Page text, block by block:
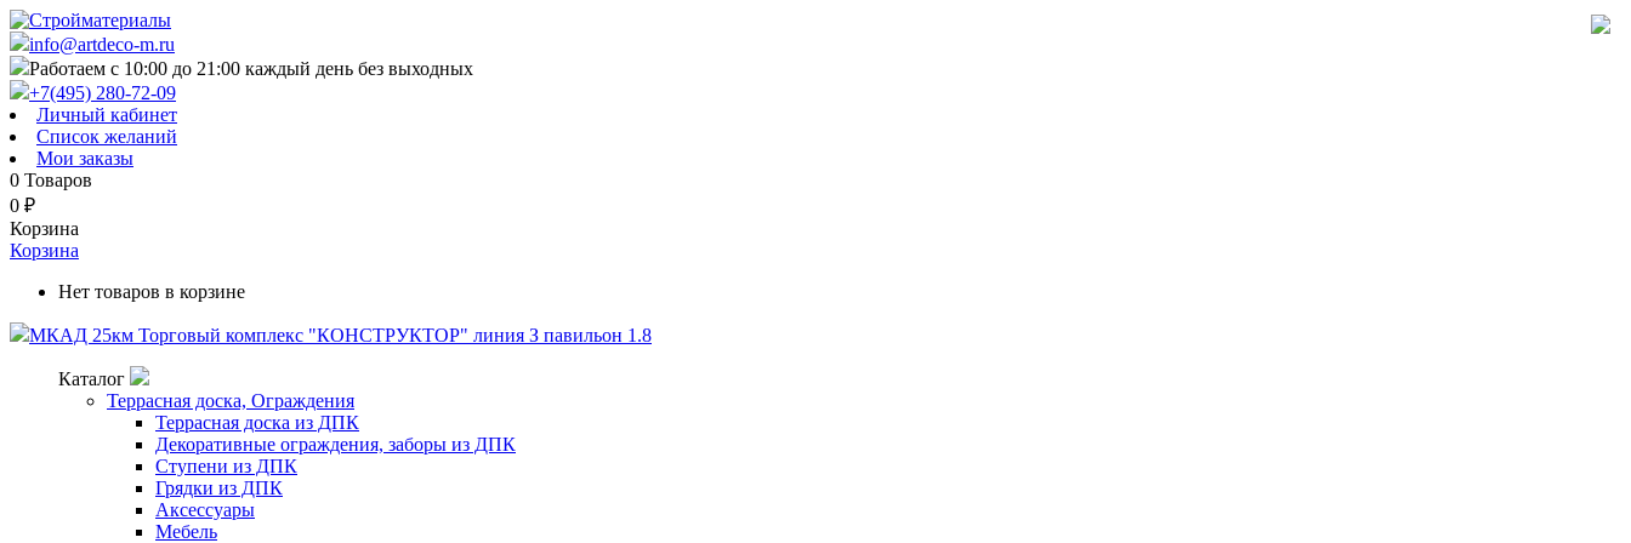
info@artdeco-m.ru
Работаем с 10:00 до 21:00 каждый день без выходных
+7(495) 280-72-09
Личный кабинет
Список желаний
Мои заказы
0 Товаров
0 ₽
Корзина
Корзина
Нет товаров в корзине
МКАД 25км Торговый комплекс "КОНСТРУКТОР" линия З павильон 1.8
Каталог
Террасная доска, Ограждения
Террасная доска из ДПК
Декоративные ограждения, заборы из ДПК
Ступени из ДПК
Грядки из ДПК
Аксессуары
Мебель